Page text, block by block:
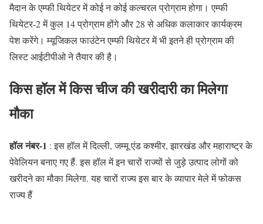
मैदान के एम्फी थियेटर में कोई न कोई कल्चरल प्रोग्राम होगा। एम्फी
थियेटर-2 में कुल 14 प्रोग्राम होंगे और 28 से अधिक कलाकार कार्यक्रम
पेश करेंगे। म्यूजिकल फाउंटेन एम्फी थियेटर में भी इतने ही प्रोग्राम की
लिस्ट आईटीपीओ ने तैयार की है।
किस हॉल में किस चीज की खरीदारी का मिलेगा
मौका
हॉल नंबर-1 : इस हॉल में दिल्ली, जम्मू एंड कश्मीर, झारखंड और महाराष्ट्र के
पेवेलियन बनाए गए हैं. इस हॉल में इन चारों राज्यों से जुड़े उत्पाद लोगों को
खरीदने का मौका मिलेगा. यह चारों राज्य इस बार के व्यापार मेले में फोकस
राज्य हैं